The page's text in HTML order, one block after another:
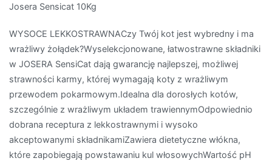
Josera Sensicat 10Kg
WYSOCE LEKKOSTRAWNACzy Twój kot jest wybredny i ma
wrażliwy żołądek?Wyselekcjonowane, łatwostrawne składniki
w JOSERA SensiCat dają gwarancję najlepszej, możliwej
strawności karmy, której wymagają koty z wrażliwym
przewodem pokarmowym.Idealna dla dorosłych kotów,
szczególnie z wrażliwym układem trawiennymOdpowiednio
dobrana receptura z lekkostrawnymi i wysoko
akceptowanymi składnikamiZawiera dietetyczne włókna,
które zapobiegają powstawaniu kul włosowychWartość pH